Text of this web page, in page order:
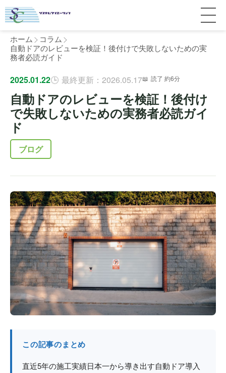
サービス紹介
料金
よくある質問
個人宅
介護・医療施設
ホテル
工場・倉庫
防火戸
東京
千葉
埼玉
茨城
栃木
群馬
施工事例
完全ガイド
製品比較
用語集
コラム
最新情報
個人のお客様へ
法人のお客様へ
ホーム
コラム
自動ドアのレビューを検証！後付けで失敗しないための実
務者必読ガイド
2025.01.22 最終更新：2026.05.17 読了 約6分
自動ドアのレビューを検証！後付け
で失敗しないための実務者必読ガイ
ド
ブログ
この記事のまとめ
直近5年の施工実績日本一から導き出す自動ドア導入